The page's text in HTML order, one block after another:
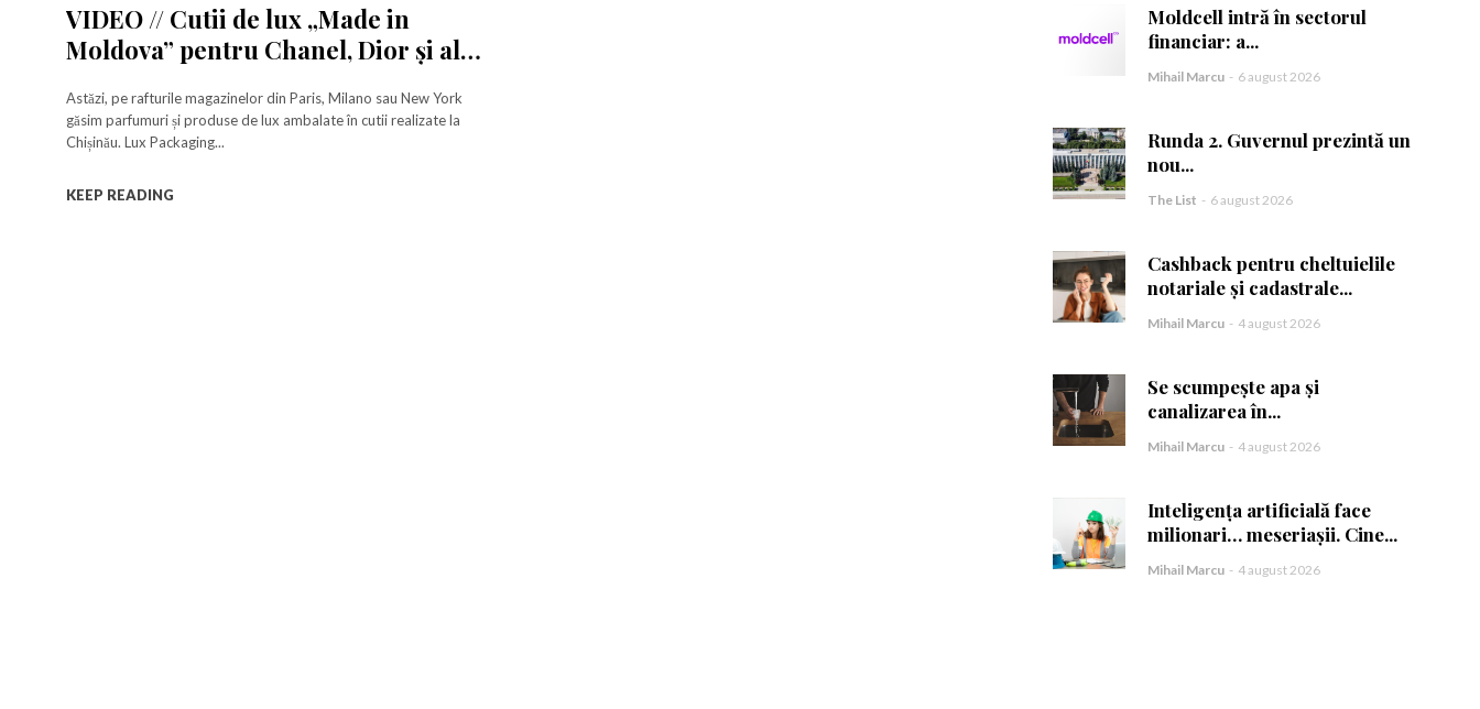
Am citit și accept
Am citit și accept
VIDEO // Cutii de lux „Made in
Moldova” pentru Chanel, Dior și alte
Astăzi, pe rafturile magazinelor din Paris, Milano sau New York
găsim parfumuri și produse de lux ambalate în cutii realizate la
Chișinău. Lux Packaging...
KEEP READING
Moldcell intră în sectorul
financiar: a...
Mihail Marcu - 6 august 2026
Runda 2. Guvernul prezintă un
nou...
The List - 6 august 2026
Cashback pentru cheltuielile
notariale și cadastrale...
Mihail Marcu - 4 august 2026
Se scumpește apa și
canalizarea în...
Mihail Marcu - 4 august 2026
Inteligența artificială face
milionari… meseriașii. Cine...
Mihail Marcu - 4 august 2026